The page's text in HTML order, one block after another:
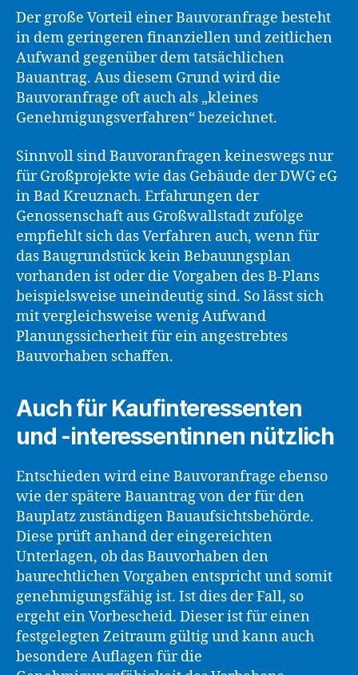
Der große Vorteil einer Bauvoranfrage besteht
in dem geringeren finanziellen und zeitlichen
Aufwand gegenüber dem tatsächlichen
Bauantrag. Aus diesem Grund wird die
Bauvoranfrage oft auch als „kleines
Genehmigungsverfahren“ bezeichnet.
Sinnvoll sind Bauvoranfragen keineswegs nur
für Großprojekte wie das Gebäude der DWG eG
in Bad Kreuznach. Erfahrungen der
Genossenschaft aus Großwallstadt zufolge
empfiehlt sich das Verfahren auch, wenn für
das Baugrundstück kein Bebauungsplan
vorhanden ist oder die Vorgaben des B-Plans
beispielsweise uneindeutig sind. So lässt sich
mit vergleichsweise wenig Aufwand
Planungssicherheit für ein angestrebtes
Bauvorhaben schaffen.
Auch für Kaufinteressenten
und -interessentinnen nützlich
Entschieden wird eine Bauvoranfrage ebenso
wie der spätere Bauantrag von der für den
Bauplatz zuständigen Bauaufsichtsbehörde.
Diese prüft anhand der eingereichten
Unterlagen, ob das Bauvorhaben den
baurechtlichen Vorgaben entspricht und somit
genehmigungsfähig ist. Ist dies der Fall, so
ergeht ein Vorbescheid. Dieser ist für einen
festgelegten Zeitraum gültig und kann auch
besondere Auflagen für die